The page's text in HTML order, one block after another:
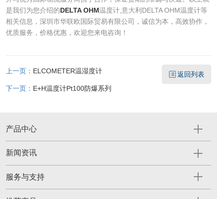
是我们为您介绍的DELTA OHM温度计,意大利DELTA OHM温度计等
相关信息，深圳市华联欧国际贸易有限公司，诚信为本，高效协作，
优质服务，价格优惠，欢迎您来电咨询！
上一页： ELCOMETER温湿度计
下一页： E+H温度计Pt100防爆系列
返回列表
产品中心
新闻资讯
服务与支持